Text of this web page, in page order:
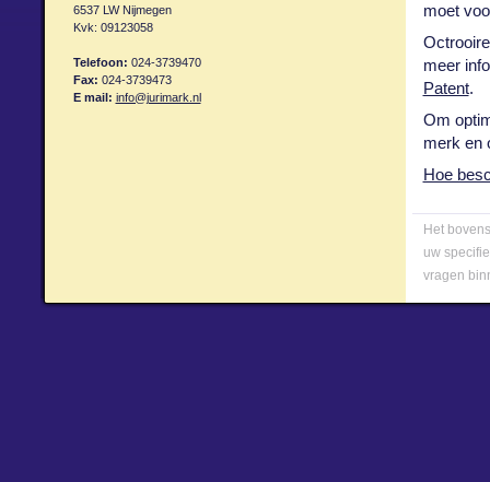
6537 LW Nijmegen
Kvk: 09123058
Telefoon: 024-3739470
Fax: 024-3739473
E mail: info@jurimark.nl
moet
meer
Patent.
Om
merk en
Hoe
Het
uw
vragen